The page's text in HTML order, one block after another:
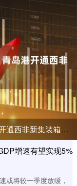
西非新集装箱航线
增速有望实现5%
或将较一季度放缓，